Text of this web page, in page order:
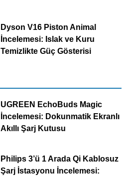
Dyson V16 Piston Animal
İncelemesi: Islak ve Kuru
Temizlikte Güç Gösterisi
UGREEN EchoBuds Magic
İncelemesi: Dokunmatik Ekranlı
Akıllı Şarj Kutusu
Philips 3’ü 1 Arada Qi Kablosuz
Şarj İstasyonu İncelemesi: